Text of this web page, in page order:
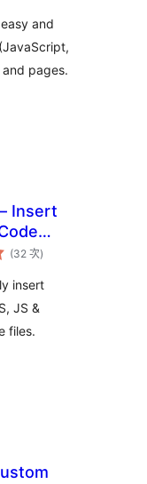
and
pages.
Insert
(32 次評
分
數
)
insert
JS &
files.